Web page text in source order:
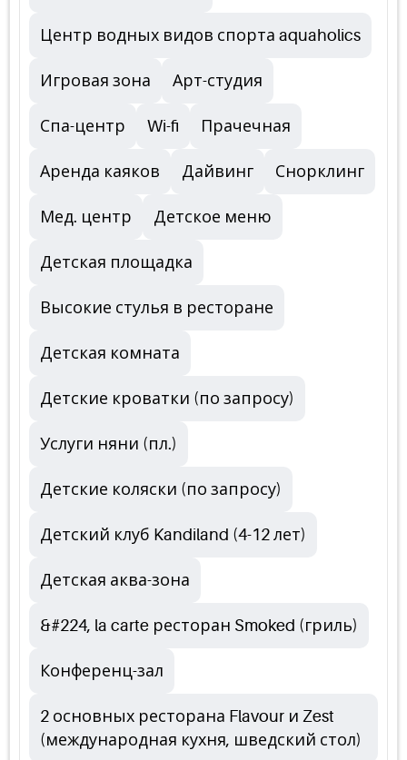
Центр водных видов спорта aquaholics
Игровая зона Арт-студия
Спа-центр Wi-fi Прачечная
Аренда каяков Дайвинг Снорклинг
Мед. центр Детское меню
Детская площадка
Высокие стулья в ресторане
Детская комната
Детские кроватки (по запросу)
Услуги няни (пл.)
Детские коляски (по запросу)
Детский клуб Kandiland (4-12 лет)
Детская аква-зона
&#224, la carte ресторан Smoked (гриль)
Конференц-зал
2 основных ресторана Flavour и Zest
(международная кухня, шведский стол)